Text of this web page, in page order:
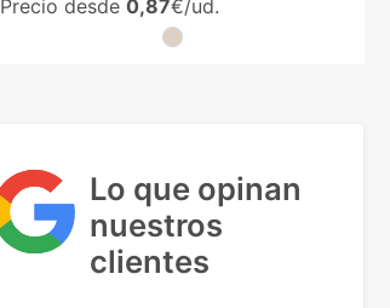
Precio desde 0,87€/ud.
Lo que opinan
nuestros
clientes